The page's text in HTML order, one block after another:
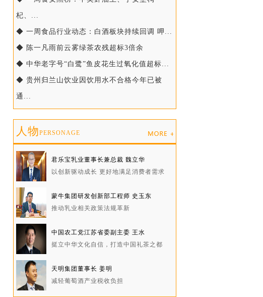
杞、...
◆ 一周食品行业动态：白酒板块持续回调 呷...
◆ 陈一凡雨前云雾绿茶农残超标3倍余
◆ 中华老字号“白鹭”鱼皮花生过氧化值超标...
◆ 贵州归兰山饮业因饮用水不合格今年已被
通...
人物PERSONAGE
君乐宝乳业董事长兼总裁 魏立华
以创新驱动成长 更好地满足消费者需求
蒙牛集团研发创新部工程师 史玉东
推动乳业相关政策法规革新
中国农工党江苏省委副主委 王水
挺立中华文化自信，打造中国礼茶之都
天明集团董事长 姜明
减轻葡萄酒产业税收负担